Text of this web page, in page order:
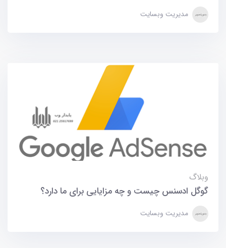
مدیریت وبسایت
وبلاگ
گوگل ادسنس چیست و چه مزایایی برای ما دارد؟
مدیریت وبسایت